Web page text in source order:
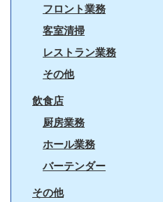
フロント業務
客室清掃
レストラン業務
その他
飲食店
厨房業務
ホール業務
バーテンダー
その他